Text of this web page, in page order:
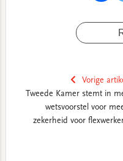
Vorige
Tweede Kamer stemt in
wetsvoorstel voor
zekerheid voor